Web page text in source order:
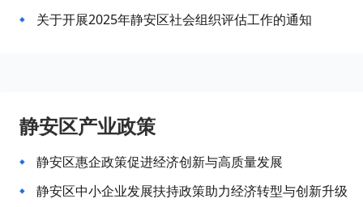
关于开展2025年静安区社会组织评估工作的通知
静安区产业政策
静安区惠企政策促进经济创新与高质量发展
静安区中小企业发展扶持政策助力经济转型与创新升级